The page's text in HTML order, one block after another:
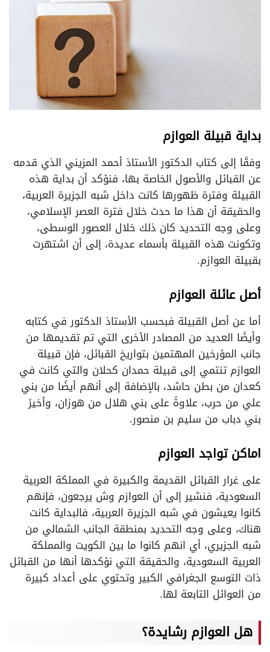
بداية قبيلة العوازم
وفقًا إلى كتاب الدكتور الأستاذ أحمد المزيني الذي قدمه
عن القبائل والأصول الخاصة بها، فنؤكد أن بداية هذه
القبيلة وفترة ظهورها كانت داخل شبه الجزيرة العربية،
والحقيقة أن هذا ما حدث خلال فترة العصر الإسلامي،
وعلى وجه التحديد كان ذلك خلال العصور الوسطى،
وتكونت هذه القبيلة بأسماء عديدة، إلى أن اشتهرت
بقبيلة العوازم.
أصل عائلة العوازم
أما عن أصل القبيلة فبحسب الأستاذ الدكتور في كتابه
وأيضًا العديد من المصادر الأخرى التي تم تقديمها من
جانب المؤرخين المهتمين بتواريخ القبائل، فإن قبيلة
العوازم تنتمي إلى قبيلة حمدان كحلان والتي كانت في
كعدان من بطن حاشد، بالإضافة إلى أنهم أيضًا من بني
علي من حرب، علاوةً على بني هلال من هوزان، وأخيرً
بني دباب من سليم بن منصور.
اماكن تواجد العوازم
على غرار القبائل القديمة والكبيرة في المملكة العربية
السعودية، فنشير إلى أن العوازم وش يرجعون، فإنهم
كانوا يعيشون في شبه الجزيرة العربية، فالبداية كانت
هناك، وعلى وجه التحديد بمنطقة الجانب الشمالي من
شبه الجزيري، أي انهم كانوا ما بين الكويت والمملكة
العربية السعودية، والحقيقة التي نؤكدها أنها من القبائل
ذات التوسع الجغرافي الكبير وتحتوي على أعداد كبيرة
من العوائل التابعة لها.
هل العوازم رشايدة؟